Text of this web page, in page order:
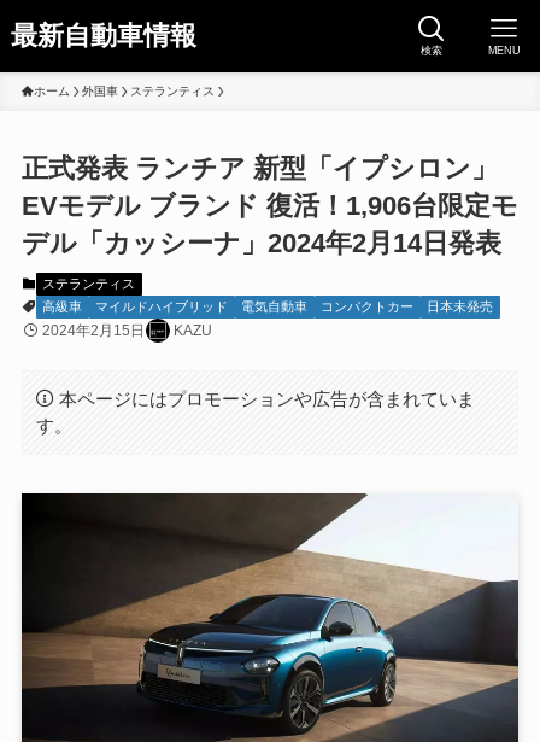
最新自動車情報 検索 MENU
ホーム 外国車 ステランティス
正式発表 ランチア 新型「イプシロン」
EVモデル ブランド 復活！1,906台限定モ
デル「カッシーナ」2024年2月14日発表
ステランティス
高級車
マイルドハイブリッド 電気自動車 コンパクトカー 日本未発売
2024年2月15日 KAZU
本ページにはプロモーションや広告が含まれていま
す。